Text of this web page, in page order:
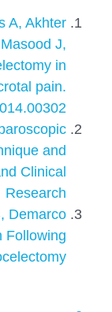
A, Akhter
J,
in
pain.
and
Clinical
Research
Demarco
Following